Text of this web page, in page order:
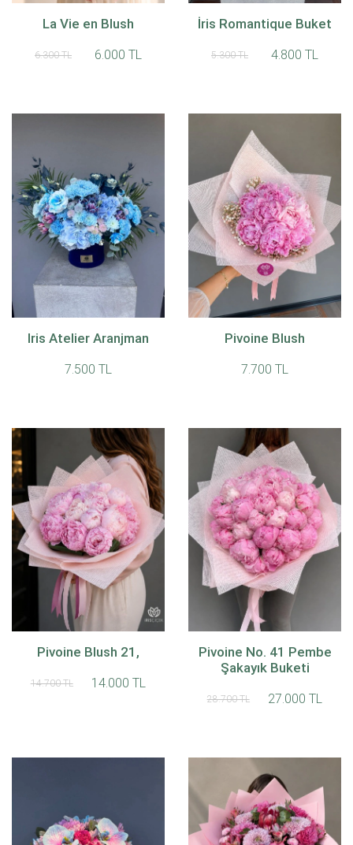
La Vie en Blush
6.300 TL 6.000 TL
İris Romantique Buket
5.300 TL 4.800 TL
Iris Atelier Aranjman
7.500 TL
Pivoine Blush
7.700 TL
Pivoine Blush 21,
14.700 TL 14.000 TL
Pivoine No. 41 Pembe
Şakayık Buketi
28.700 TL 27.000 TL